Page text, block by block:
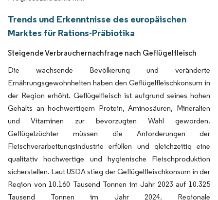
Trends und Erkenntnisse des europäischen
Marktes für Rations-Präbiotika
Steigende Verbrauchernachfrage nach Geflügelfleisch
Die wachsende Bevölkerung und veränderte
Ernährungsgewohnheiten haben den Geflügelfleischkonsum in
der Region erhöht. Geflügelfleisch ist aufgrund seines hohen
Gehalts an hochwertigem Protein, Aminosäuren, Mineralien
und Vitaminen zur bevorzugten Wahl geworden.
Geflügelzüchter müssen die Anforderungen der
Fleischverarbeitungsindustrie erfüllen und gleichzeitig eine
qualitativ hochwertige und hygienische Fleischproduktion
sicherstellen. Laut USDA stieg der Geflügelfleischkonsum in der
Region von 10.160 Tausend Tonnen im Jahr 2023 auf 10.325
Tausend Tonnen im Jahr 2024. Regionale